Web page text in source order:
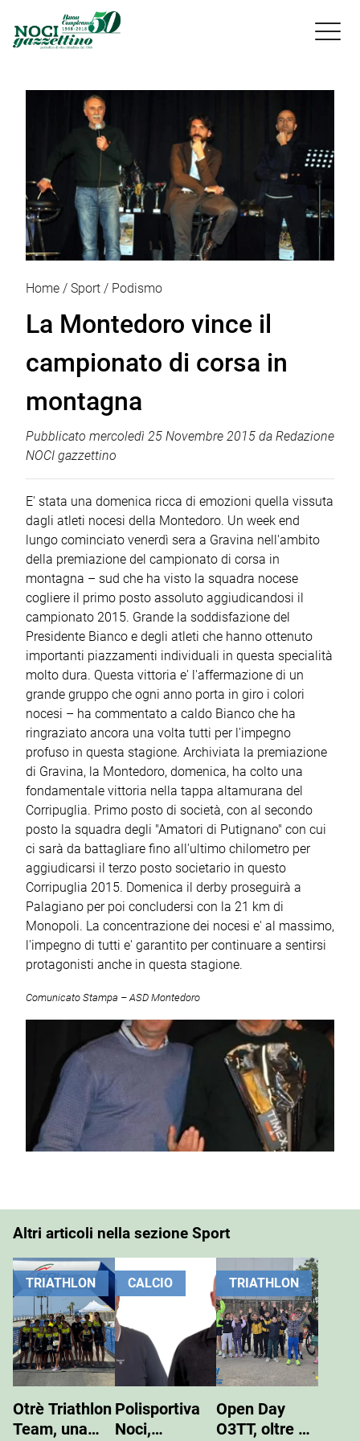

Home Sport Podismo
La Montedoro vince il
campionato di corsa in
montagna
Pubblicato mercoledì 25 Novembre 2015 da Redazione
NOCI gazzettino
E' stata una domenica ricca di emozioni quella vissuta
dagli atleti nocesi della Montedoro. Un week end
lungo cominciato venerdì sera a Gravina nell'ambito
della premiazione del campionato di corsa in
montagna – sud che ha visto la squadra nocese
cogliere il primo posto assoluto aggiudicandosi il
campionato 2015. Grande la soddisfazione del
Presidente Bianco e degli atleti che hanno ottenuto
importanti piazzamenti individuali in questa specialità
molto dura. Questa vittoria e' l'affermazione di un
grande gruppo che ogni anno porta in giro i colori
nocesi – ha commentato a caldo Bianco che ha
ringraziato ancora una volta tutti per l'impegno
profuso in questa stagione. Archiviata la premiazione
di Gravina, la Montedoro, domenica, ha colto una
fondamentale vittoria nella tappa altamurana del
Corripuglia. Primo posto di società, con al secondo
posto la squadra degli "Amatori di Putignano" con cui
ci sarà da battagliare fino all'ultimo chilometro per
aggiudicarsi il terzo posto societario in questo
Corripuglia 2015. Domenica il derby proseguirà a
Palagiano per poi concludersi con la 21 km di
Monopoli. La concentrazione dei nocesi e' al massimo,
l'impegno di tutti e' garantito per continuare a sentirsi
protagonisti anche in questa stagione.
Comunicato Stampa – ASD Montedoro
Altri articoli nella sezione Sport
TRIATHLON
Otrè Triathlon
Team, una
CALCIO
Polisportiva
Noci,
TRIATHLON
Open Day
O3TT, oltre 50